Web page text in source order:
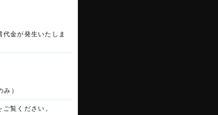
金が発生いたしま
）
ご覧ください。